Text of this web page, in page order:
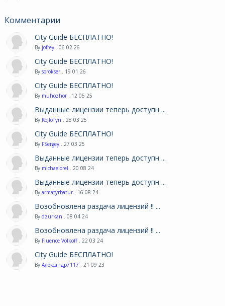
Комментарии
City Guide БЕСПЛАТНО!
By jofrey . 06 02 26
City Guide БЕСПЛАТНО!
By sorokser . 19 01 26
City Guide БЕСПЛАТНО!
By muhozhor . 12 05 25
Выданные лицензии теперь доступн ...
By KoJIoTyn . 28 03 25
City Guide БЕСПЛАТНО!
By FSergey . 27 03 25
Выданные лицензии теперь доступн ...
By michaelorel . 20 08 24
Выданные лицензии теперь доступн ...
By armatyrbatur . 16 08 24
Возобновлена раздача лицензий !! ...
By dzurkan . 08 04 24
Возобновлена раздача лицензий !! ...
By Fluence Volkoff . 22 03 24
City Guide БЕСПЛАТНО!
By Александр7117 . 21 09 23